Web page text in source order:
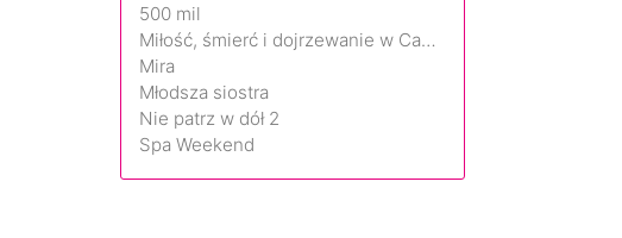
500 mil
Miłość, śmierć i dojrzewanie w Camp Miasma
Mira
Młodsza siostra
Nie patrz w dół 2
Spa Weekend